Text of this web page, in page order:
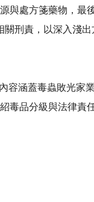
與處方箋藥物，最
關刑責，以深入淺
容涵蓋毒蟲敗光家
毒品分級與法律責